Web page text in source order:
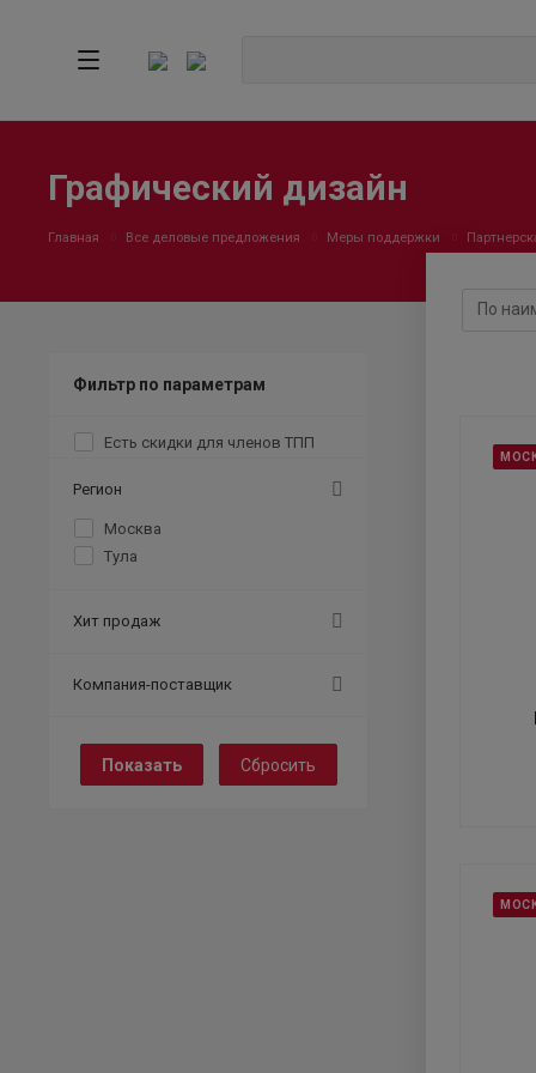
Графический дизайн
Главная Все деловые предложения Меры поддержки
Фильтр по параметрам
Есть скидки для членов ТПП
Регион
Москва
Тула
Хит продаж
Компания-поставщик
Сбросить